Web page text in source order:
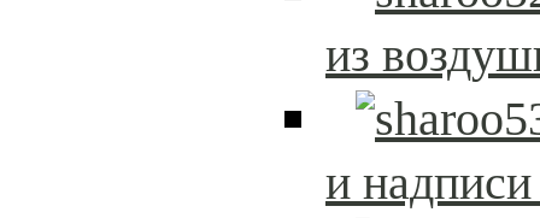
из
и